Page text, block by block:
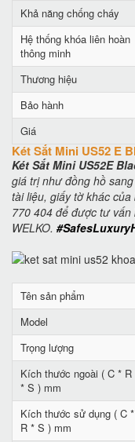
Khả năng chống cháy
Hệ thống khóa liên hoàn
thông minh
Thương hiệu
Bảo hành
Giá
Két Sắt Mini US52 E
Két Sắt Mini US52E
giá trị như đồng hồ
tài liệu, giấy tờ khác
770 404 để được tư
WELKO.
Tên sản phẩm
Model
Trọng lượng
Kích thước ngoài ( C * R
* S ) mm
Kích thước sử dụng ( C *
R * S ) mm